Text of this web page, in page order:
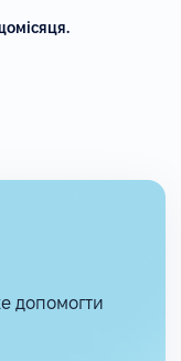
допомогти